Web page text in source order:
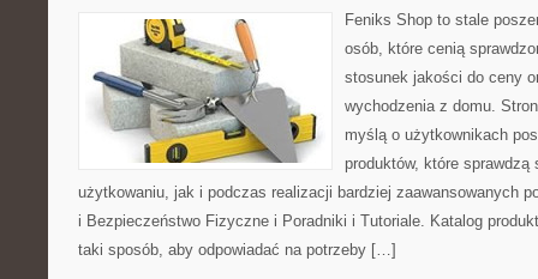
Feniks Shop to stale
osób, które cenią
stosunek jakości do ceny
wychodzenia z domu.
myślą o użytkownikach
produktów, które
użytkowaniu, jak i podczas realizacji bardziej zaawansowanych
i Bezpieczeństwo Fizyczne i Poradniki i Tutoriale. Katalog
taki sposób, aby odpowiadać na potrzeby […]